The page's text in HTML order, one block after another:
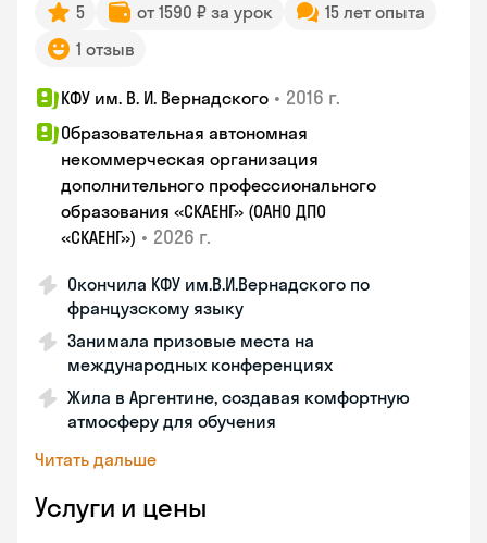
5 от 1590 ₽ за урок
15 лет опыта
1 отзыв
КФУ им. В. И. Вернадского • 2016 г.
Образовательная автономная
некоммерческая организация
дополнительного профессионального
образования «СКАЕНГ» (ОАНО ДПО
«СКАЕНГ») • 2026 г.
Окончила КФУ им.В.И.Вернадского по
французскому языку
Занимала призовые места на
международных конференциях
Жила в Аргентине, создавая комфортную
атмосферу для обучения
Читать дальше
Услуги и цены